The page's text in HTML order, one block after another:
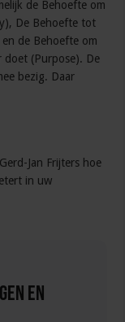
de Behoefte om
De Behoefte tot
de Behoefte om
doet (Purpose). De
bezig. Daar
Jan Frijters hoe
in uw
en